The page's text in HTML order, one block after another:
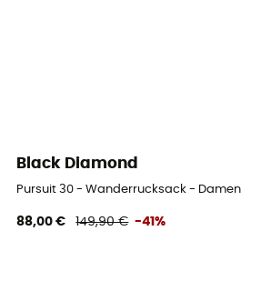
Black Diamond
Pursuit 30 - Wanderrucksack - Damen
88,00 € 149,90 € -41%